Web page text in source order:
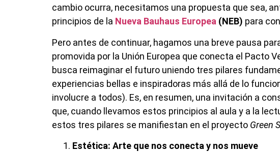
cambio ocurra, necesitamos una propuesta que sea,
principios de la Nueva Bauhaus Europea (NEB) para
Pero antes de continuar, hagamos una breve pausa
promovida por la Unión Europea que conecta el Pacto
busca reimaginar el futuro uniendo tres pilares
experiencias bellas e inspiradoras más allá de lo
involucre a todos). Es, en resumen, una invitación a
que, cuando llevamos estos principios al aula y a la
estos tres pilares se manifiestan en el proyecto Green
Estética: Arte que nos conecta y nos mueve